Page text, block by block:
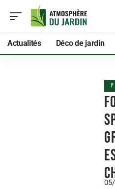
Actualités Déco de jardin